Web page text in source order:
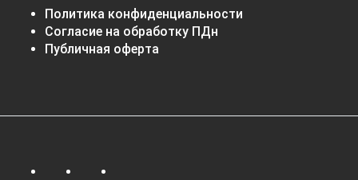
Политика конфиденциальности
Согласие на обработку ПДн
Публичная оферта